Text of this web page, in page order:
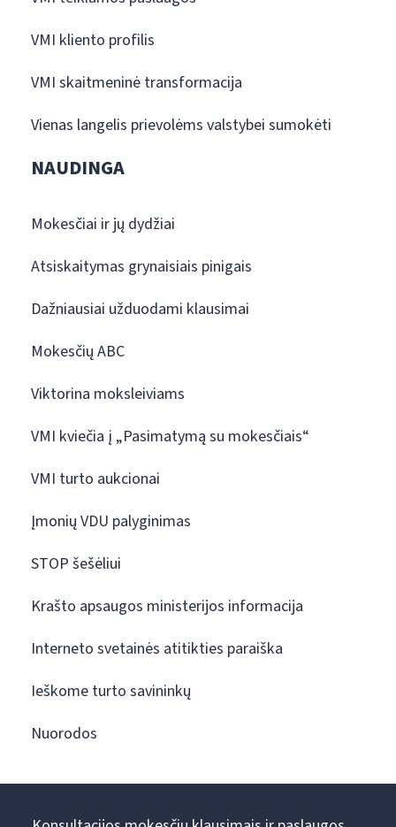
VMI kliento profilis
VMI skaitmeninė transformacija
Vienas langelis prievolėms valstybei sumokėti
NAUDINGA
Mokesčiai ir jų dydžiai
Atsiskaitymas grynaisiais pinigais
Dažniausiai užduodami klausimai
Mokesčių ABC
Viktorina moksleiviams
VMI kviečia į „Pasimatymą su mokesčiais“
VMI turto aukcionai
Įmonių VDU palyginimas
STOP šešėliui
Krašto apsaugos ministerijos informacija
Interneto svetainės atitikties paraiška
Ieškome turto savininkų
Nuorodos